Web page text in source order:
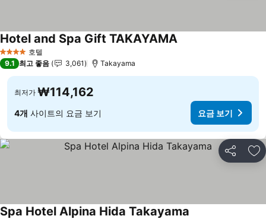
4 성급 호텔
Hotel and Spa Gift TAKAYAMA
9.1 최고 좋음 3,061 Takayama
최저가 ₩114,162
4개 사이트의 요금 보기 요금 보기
공유 즐
Spa Hotel Alpina Hida Takayama